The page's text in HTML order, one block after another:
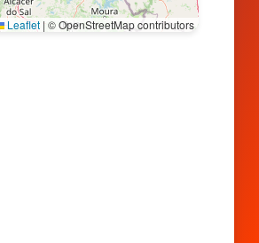
Leaflet | © OpenStreetMap contributors